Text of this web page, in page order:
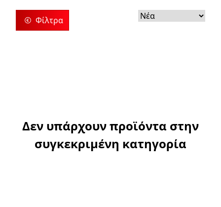
Φίλτρα
Δεν υπάρχουν προϊόντα στην
συγκεκριμένη κατηγορία